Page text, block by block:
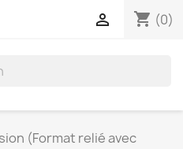
shopping_cart (0)

(Format relié avec